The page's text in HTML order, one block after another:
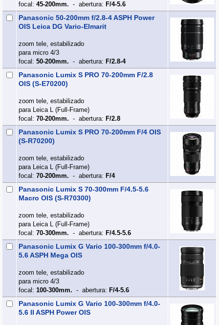
focal: 45-200mm. - abertura: F/4-5.6
Panasonic 50-200mm f/2.8-4 ASPH Power
OIS Leica DG Vario-Elmarit
zoom tele, estabilizado
para micro 4/3
focal: 50-200mm. - abertura: F/2.8-4
Panasonic Lumix S PRO 70-200mm F/2.8
OIS (S-E70200)
zoom tele, estabilizado
para Leica L (Full‑Frame)
focal: 70-200mm. - abertura: F/2.8
Panasonic Lumix S PRO 70-200mm F/4 OIS
(S-R70200)
zoom tele, estabilizado
para Leica L (Full‑Frame)
focal: 70-200mm. - abertura: F/4
Panasonic Lumix S 70-300mm F/4.5-5.6
Macro OIS (S-R70300)
zoom tele, estabilizado
para Leica L (Full‑Frame)
focal: 70-300mm. - abertura: F/4.5-5.6
Panasonic Lumix G Vario 100-300mm f/4.0-
5.6 ASPH Mega OIS
zoom tele, estabilizado
para micro 4/3
focal: 100-300mm. - abertura: F/4-5.6
Panasonic Lumix G Vario 100-300mm f/4.0-
5.6 II ASPH Power OIS